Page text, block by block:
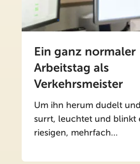
Ein ganz normaler
Arbeitstag als
Verkehrsmeister
Um ihn herum dudelt
surrt, leuchtet und blinkt
riesigen, mehrfach…